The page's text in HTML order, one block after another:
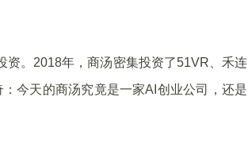
资。2018年，商汤密集投资了51VR、禾连
今天的商汤究竟是一家AI创业公司，还是